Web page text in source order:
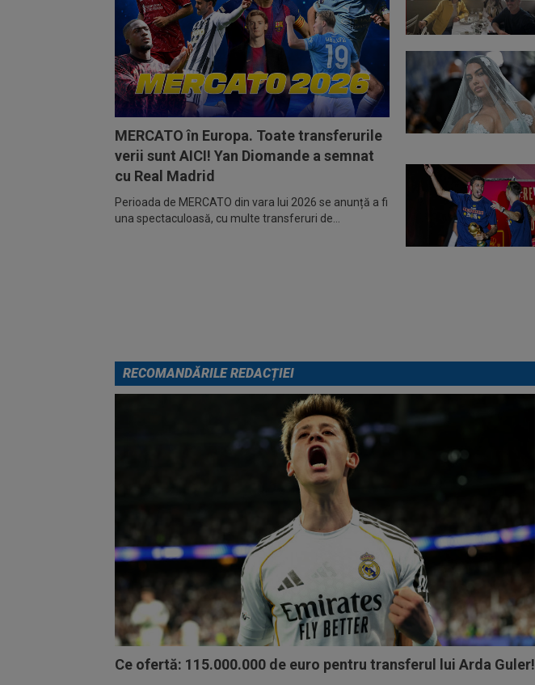
MERCATO în Europa. Toate transferurile
verii sunt AICI! Yan Diomande a semnat
cu Real Madrid
Perioada de MERCATO din vara lui 2026 se anunță a fi
una spectaculoasă, cu multe transferuri de...
RECOMANDĂRILE REDACȚIEI
Ce ofertă: 115.000.000 de euro pentru transferul lui Arda Guler!